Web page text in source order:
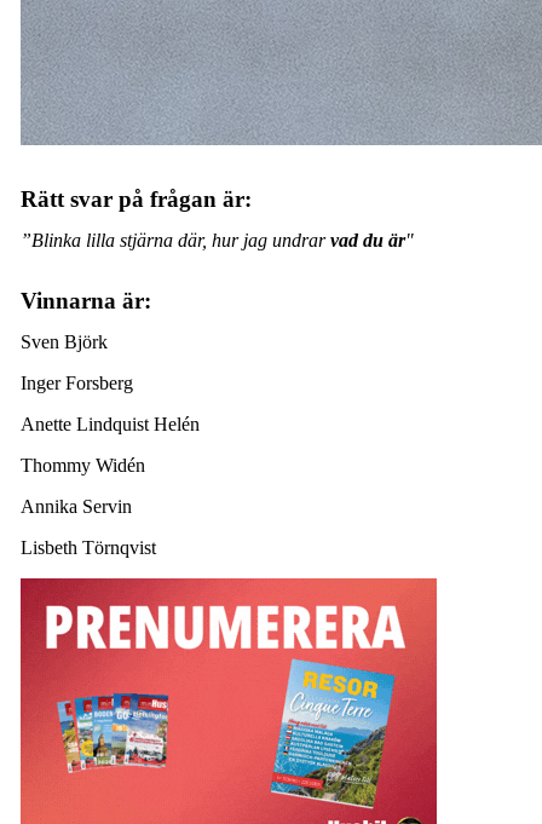
Rätt svar på frågan är:
”Blinka lilla stjärna där, hur jag undrarvad du är"
Vinnarna är:
Sven Björk
Inger Forsberg
Anette Lindquist Helén
Thommy Widén
Annika Servin
Lisbeth Törnqvist